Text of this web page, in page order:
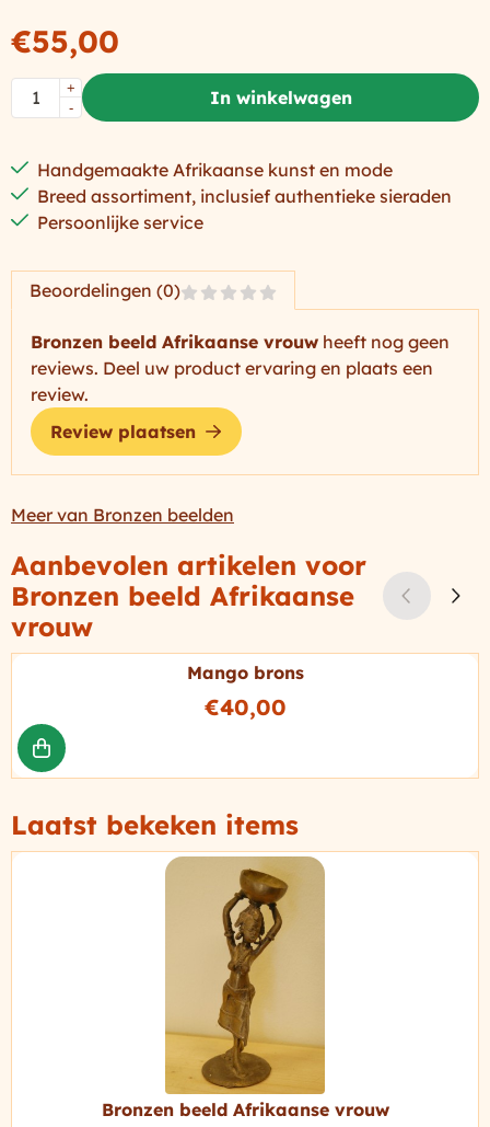
€55,00
Aantal
+
-
In winkelwagen
Handgemaakte Afrikaanse kunst en mode
Breed assortiment, inclusief authentieke sieraden
Persoonlijke service
Beoordelingen (0)
Bronzen beeld Afrikaanse vrouw heeft nog geen
reviews. Deel uw product ervaring en plaats een
review.
Review plaatsen
Meer van Bronzen beelden
Aanbevolen artikelen voor
Bronzen beeld Afrikaanse
vrouw
Mango brons
Prijs: 40,00
€40,00
Laatst bekeken items
Bronzen beeld Afrikaanse vrouw